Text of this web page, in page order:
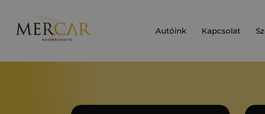
Autóink Kapcsolat